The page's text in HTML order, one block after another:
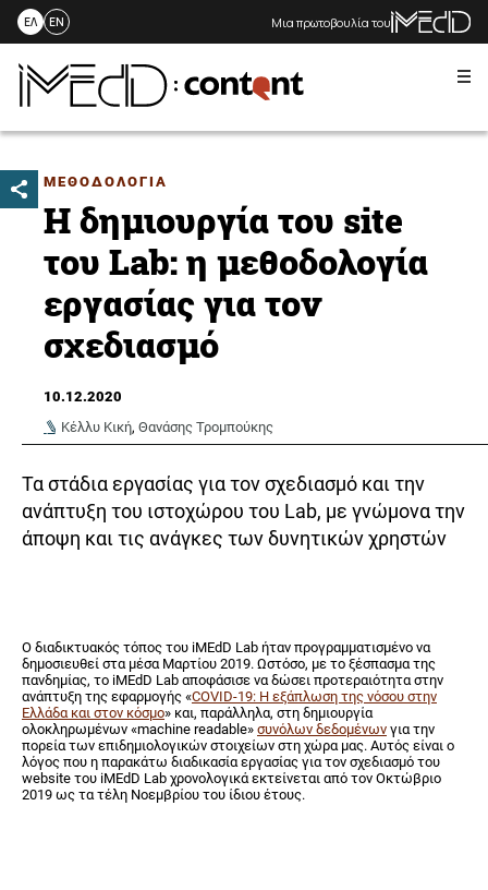
Skip
content
ΕΛ EN Μια πρωτοβουλία του
ΜΕΘΟΔΟΛΟΓΙΑ
Η δημιουργία του site
του Lab: η μεθοδολογία
εργασίας για τον
σχεδιασμό
10.12.2020
Κέλλυ Κική, Θανάσης Τρομπούκης
Τα στάδια εργασίας για τον σχεδιασμό και την
ανάπτυξη του ιστοχώρου του Lab, με γνώμονα την
άποψη και τις ανάγκες των δυνητικών χρηστών
Ο διαδικτυακός τόπος του iMEdD Lab ήταν προγραμματισμένο να
δημοσιευθεί στα μέσα Μαρτίου 2019. Ωστόσο, με το ξέσπασμα της
πανδημίας, το iMEdD Lab αποφάσισε να δώσει προτεραιότητα στην
ανάπτυξη της εφαρμογής «COVID-19: Η εξάπλωση της νόσου στην
Ελλάδα και στον κόσμο» και, παράλληλα, στη δημιουργία
ολοκληρωμένων «machine readable» συνόλων δεδομένων για την
πορεία των επιδημιολογικών στοιχείων στη χώρα μας. Αυτός είναι ο
λόγος που η παρακάτω διαδικασία εργασίας για τον σχεδιασμό του
website του iMEdD Lab χρονολογικά εκτείνεται από τον Οκτώβριο
2019 ως τα τέλη Νοεμβρίου του ίδιου έτους.